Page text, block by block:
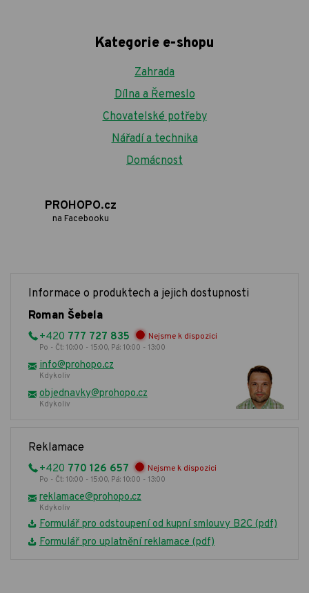
Kategorie e-shopu
Zahrada
Dílna a Řemeslo
Chovatelské potřeby
Nářadí a technika
Domácnost
PROHOPO.cz
na Facebooku
Informace o produktech a jejich dostupnosti
Roman Šebela
+420 777 727 835 Nejsme k dispozici
Po - Čt: 10:00 - 15:00, Pá: 10:00 - 13:00
info@prohopo.cz
Kdykoliv
objednavky@prohopo.cz
Kdykoliv
Reklamace
+420 770 126 657 Nejsme k dispozici
Po - Čt: 10:00 - 15:00, Pá: 10:00 - 13:00
reklamace@prohopo.cz
Kdykoliv
Formulář pro odstoupení od kupní smlouvy B2C (pdf)
Formulář pro uplatnění reklamace (pdf)